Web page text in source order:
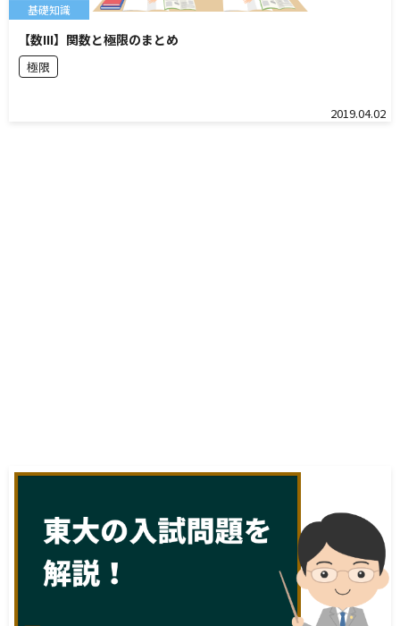
【数III】関数と極限のまとめ
極限
基礎知識
2019.04.02